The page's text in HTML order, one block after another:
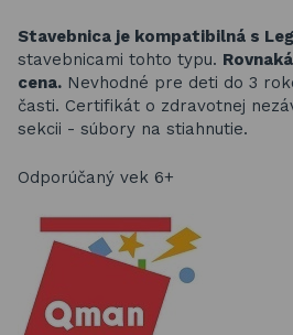
Stavebnica je kompatibilná s
stavebnicami tohto typu.
cena. Nevhodné pre deti do 3
časti. Certifikát o zdravotnej
sekcii - súbory na stiahnutie.
Odporúčaný vek 6+